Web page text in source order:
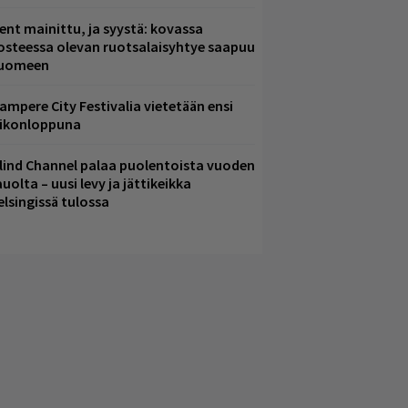
mainittu, ja syystä: kovassa
olevan ruotsalaisyhtye saapuu
City Festivalia vietetään ensi
Channel palaa puolentoista vuoden
– uusi levy ja jättikeikka
tulossa